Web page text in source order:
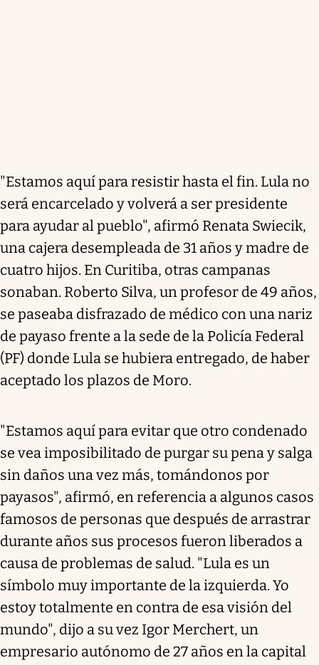
"Estamos aquí para resistir hasta el fin. Lula no
será encarcelado y volverá a ser presidente
para ayudar al pueblo", afirmó Renata Swiecik,
una cajera desempleada de 31 años y madre de
cuatro hijos. En Curitiba, otras campanas
sonaban. Roberto Silva, un profesor de 49 años,
se paseaba disfrazado de médico con una nariz
de payaso frente a la sede de la Policía Federal
(PF) donde Lula se hubiera entregado, de haber
aceptado los plazos de Moro.
"Estamos aquí para evitar que otro condenado
se vea imposibilitado de purgar su pena y salga
sin daños una vez más, tomándonos por
payasos", afirmó, en referencia a algunos casos
famosos de personas que después de arrastrar
durante años sus procesos fueron liberados a
causa de problemas de salud. "Lula es un
símbolo muy importante de la izquierda. Yo
estoy totalmente en contra de esa visión del
mundo", dijo a su vez Igor Merchert, un
empresario autónomo de 27 años en la capital